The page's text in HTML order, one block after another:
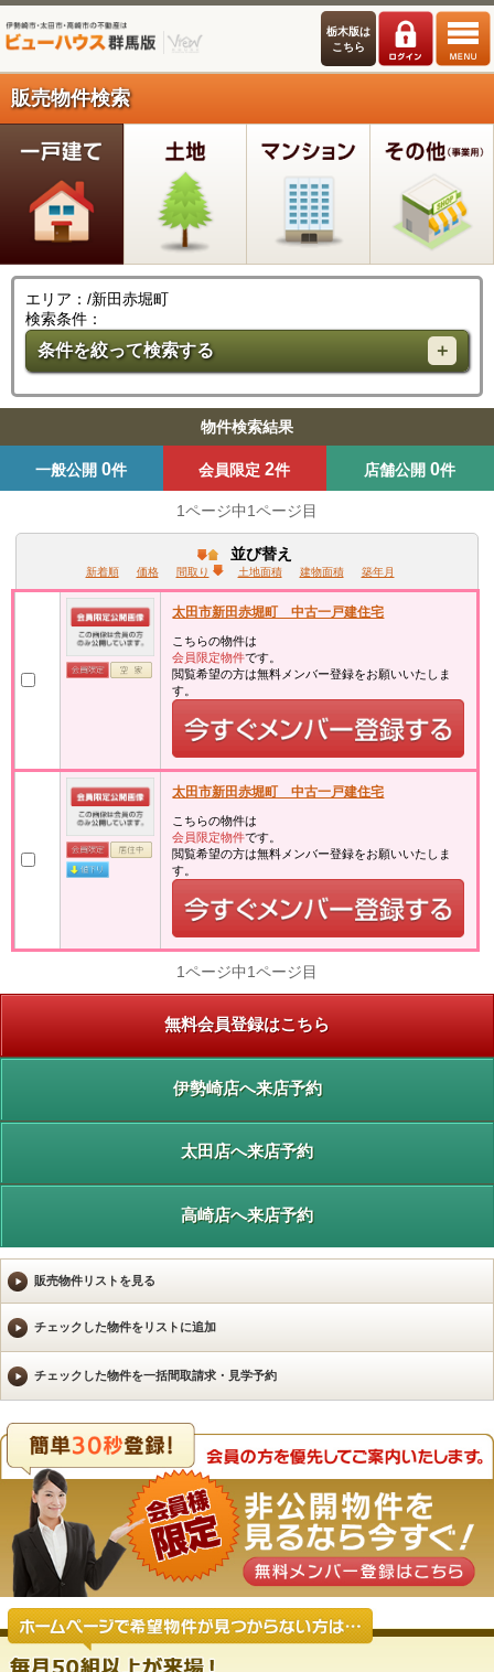
栃木版は
こちら
販売物件検索
エリア：/新田赤堀町
検索条件：
条件を絞って検索する
物件検索結果
一般公開 0件 会員限定 2件 店舗公開 0件
1ページ中1ページ目
並び替え
新着順 価格 間取り 土地面積 建物面積 築年月
太田市新田赤堀町 中古一戸建住宅
こちらの物件は
会員限定物件です。
閲覧希望の方は無料メンバー登録をお願いいたしま
す。
太田市新田赤堀町 中古一戸建住宅
こちらの物件は
会員限定物件です。
閲覧希望の方は無料メンバー登録をお願いいたしま
す。
1ページ中1ページ目
無料会員登録はこちら
伊勢崎店へ来店予約
太田店へ来店予約
高崎店へ来店予約
販売物件リストを見る